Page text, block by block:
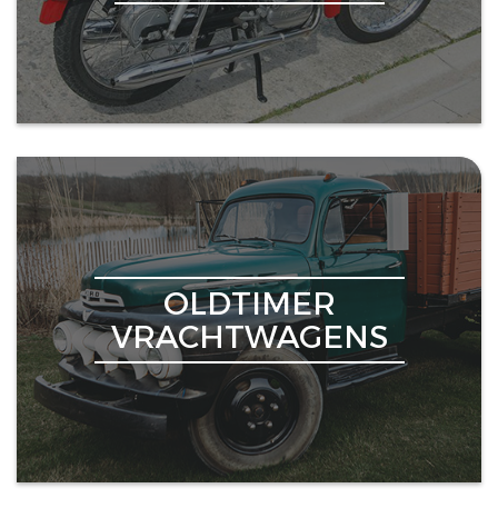
OLDTIMER
VRACHTWAGENS